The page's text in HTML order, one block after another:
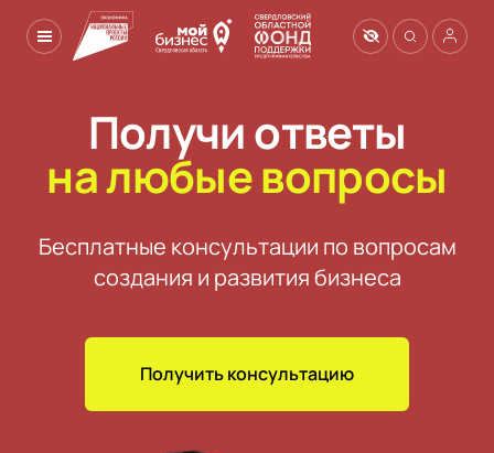
Получи ответы
на любые вопросы
Бесплатные консультации по вопросам
создания и развития бизнеса
Получить консультацию